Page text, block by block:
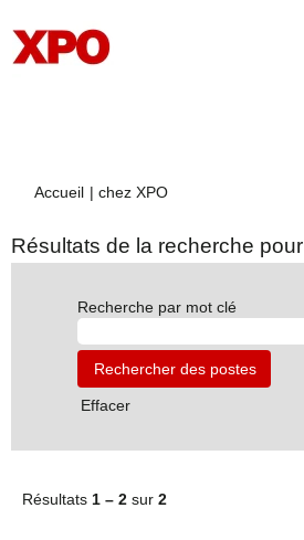
Accueil | chez XPO(page
Résultats de la recherche pour
Recherche par mot clé
Effacer
Résultats 1 – 2 sur 2